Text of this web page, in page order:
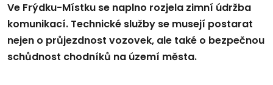
Ve Frýdku-Místku se naplno rozjela zimní údržba
komunikací. Technické služby se musejí postarat
nejen o průjezdnost vozovek, ale také o bezpečnou
schůdnost chodníků na území města.